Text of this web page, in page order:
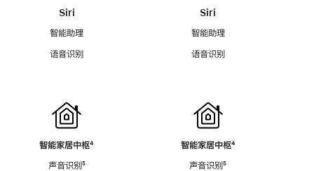
Siri
智能助理
语音识别
智能家居中枢脚
⁴
声音识别脚
⁵
Siri
智能助理
语音识别
智能家居中枢脚
⁴
声音识别脚
⁵